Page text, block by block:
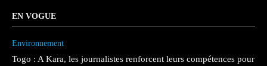
EN VOGUE
Environnement
Togo : A Kara, les journalistes renforcent leurs compétences pour